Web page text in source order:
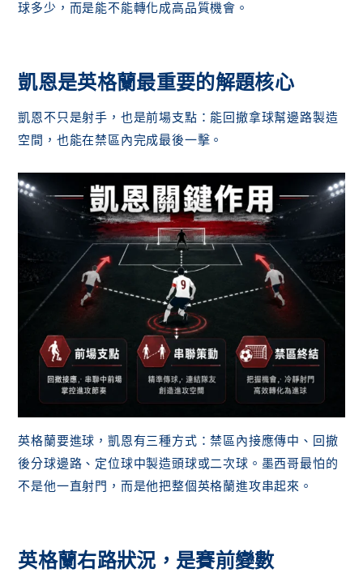
球多少，而是能不能轉化成高品質機會。
凱恩是英格蘭最重要的解題核心
凱恩不只是射手，也是前場支點：能回撤拿球幫邊路製造
空間，也能在禁區內完成最後一擊。
英格蘭要進球，凱恩有三種方式：禁區內接應傳中、回撤
後分球邊路、定位球中製造頭球或二次球。墨西哥最怕的
不是他一直射門，而是他把整個英格蘭進攻串起來。
英格蘭右路狀況，是賽前變數